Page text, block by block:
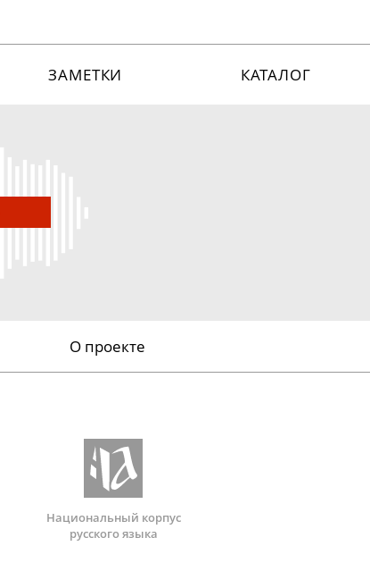
ЗАМЕТКИ КАТАЛОГ
О проекте
Национальный корпус
русского языка